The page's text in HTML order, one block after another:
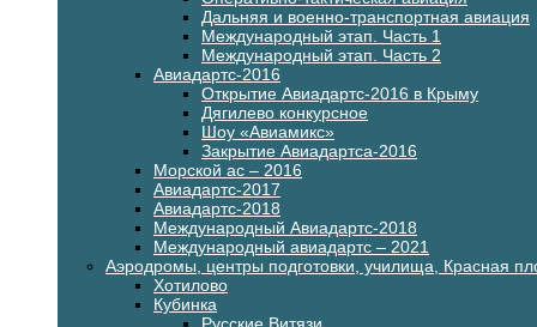
Дальняя и военно-транспортная авиация
Международный этап. Часть 1
Международный этап. Часть 2
Авиадартс-2016
Открытие Авиадартс-2016 в Крыму
Дягилево конкурсное
Шоу «Авиамикс»
Закрытие Авиадартса-2016
Морской ас – 2016
Авиадартс-2017
Авиадартс-2018
Международный Авиадартс-2018
Международный авиадартс – 2021
Аэродромы, центры подготовки, училища, Красная
Хотилово
Кубинка